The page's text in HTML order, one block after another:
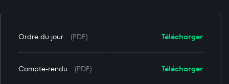
Télécharger
Ordre du jour (PDF)
Télécharger
Compte-rendu (PDF)